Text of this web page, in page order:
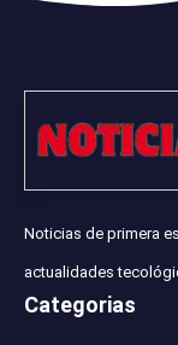
Noticias de primera
actualidades
Categorias